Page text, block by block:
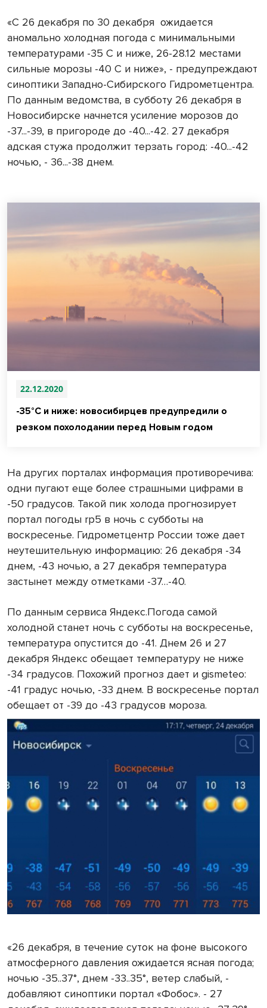
«С 26 декабря по 30 декабря ожидается
аномально холодная погода с минимальными
температурами -35 С и ниже, 26-28.12 местами
сильные морозы -40 С и ниже», - предупреждают
синоптики Западно-Сибирского Гидрометцентра.
По данным ведомства, в субботу 26 декабря в
Новосибирске начнется усиление морозов до
-37...-39, в пригороде до -40...-42. 27 декабря
адская стужа продолжит терзать город: -40...-42
ночью, - 36...-38 днем.
22.12.2020
-35°С и ниже: новосибирцев предупредили о
резком похолодании перед Новым годом
На других порталах информация противоречива:
одни пугают еще более страшными цифрами в
-50 градусов. Такой пик холода прогнозирует
портал погоды rp5 в ночь с субботы на
воскресенье. Гидрометцентр России тоже дает
неутешительную информацию: 26 декабря -34
днем, -43 ночью, а 27 декабря температура
застынет между отметками -37…-40.
По данным сервиса Яндекс.Погода самой
холодной станет ночь с субботы на воскресенье,
температура опустится до -41. Днем 26 и 27
декабря Яндекс обещает температуру не ниже
-34 градусов. Похожий прогноз дает и gismeteo:
-41 градус ночью, -33 днем. В воскресенье портал
обещает от -39 до -43 градусов мороза.
«26 декабря, в течение суток на фоне высокого
атмосферного давления ожидается ясная погода;
ночью -35..37°, днем -33..35°, ветер слабый, -
добавляют синоптики портал «Фобос». - 27